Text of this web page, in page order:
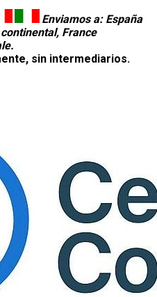
Enviamos a: España
France
sin intermediarios.